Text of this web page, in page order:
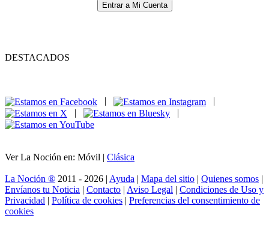
Entrar a Mi Cuenta
DESTACADOS
|
|
Ver La Noción en: Móvil | Clásica
La Noción ® 2011 - 2026 | Ayuda | Mapa del sitio | Quienes somos |
Envíanos tu Noticia | Contacto | Aviso Legal | Condiciones de Uso y
Privacidad | Política de cookies | Preferencias del consentimiento de
cookies